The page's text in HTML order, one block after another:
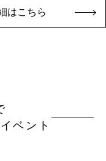
はこちら
ベント